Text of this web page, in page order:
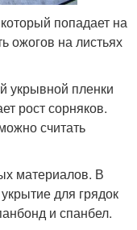
попадает на
ожогов на листьях
укрывной пленки
рост сорняков.
считать
материалов. В
для грядок
и спанбел.